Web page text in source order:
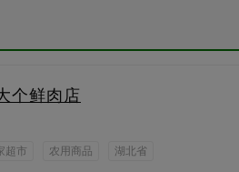
个鲜肉店
超市 农用商品 湖北省